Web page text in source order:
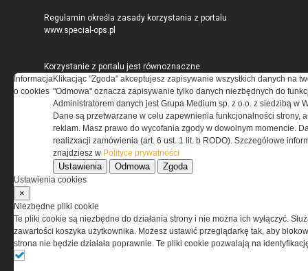
Regulamin określa zasady korzystania z portalu
www.special-ops.pl
Korzystanie z portalu jest równoznaczne
z zaakceptowaniem warunków ustanowionych
przez Grupa MEDIUM Spółka z ograniczoną
odpowiedzialnością Spółka komandytowa, nr KRS:
0000537655, NIP 1132860378, REGON 146393437
(zwana dalej Grupa MEDIUM) w postaci Regulaminu.
Przeczytaj regulamin
PRYWATNOŚĆ
Informacja
o cookies
Klikacjąc "Zgoda" akceptujesz zapisywanie wszystkich danych na
"Odmowa" oznacza zapisywanie tylko danych niezbędnych do
Administratorem danych jest Grupa Medium sp. z o.o. z siedzibą w
Dane są przetwarzane w celu zapewnienia funkcjonalności strony,
reklam. Masz prawo do wycofania zgody w dowolnym momencie.
realizxacji zamówienia (art. 6 ust. 1 lit. b RODO). Szczegółowe
znajdziesz w Polityce prywatności
Ustawienia Odmowa Zgoda
Ustawienia cookies
×
Niezbędne pliki cookie
Te pliki cookie są niezbędne do działania strony i nie można ich wyłączyć.
zawartości koszyka użytkownika. Możesz ustawić przeglądarkę tak, aby
strona nie będzie działała poprawnie. Te pliki cookie pozwalają na